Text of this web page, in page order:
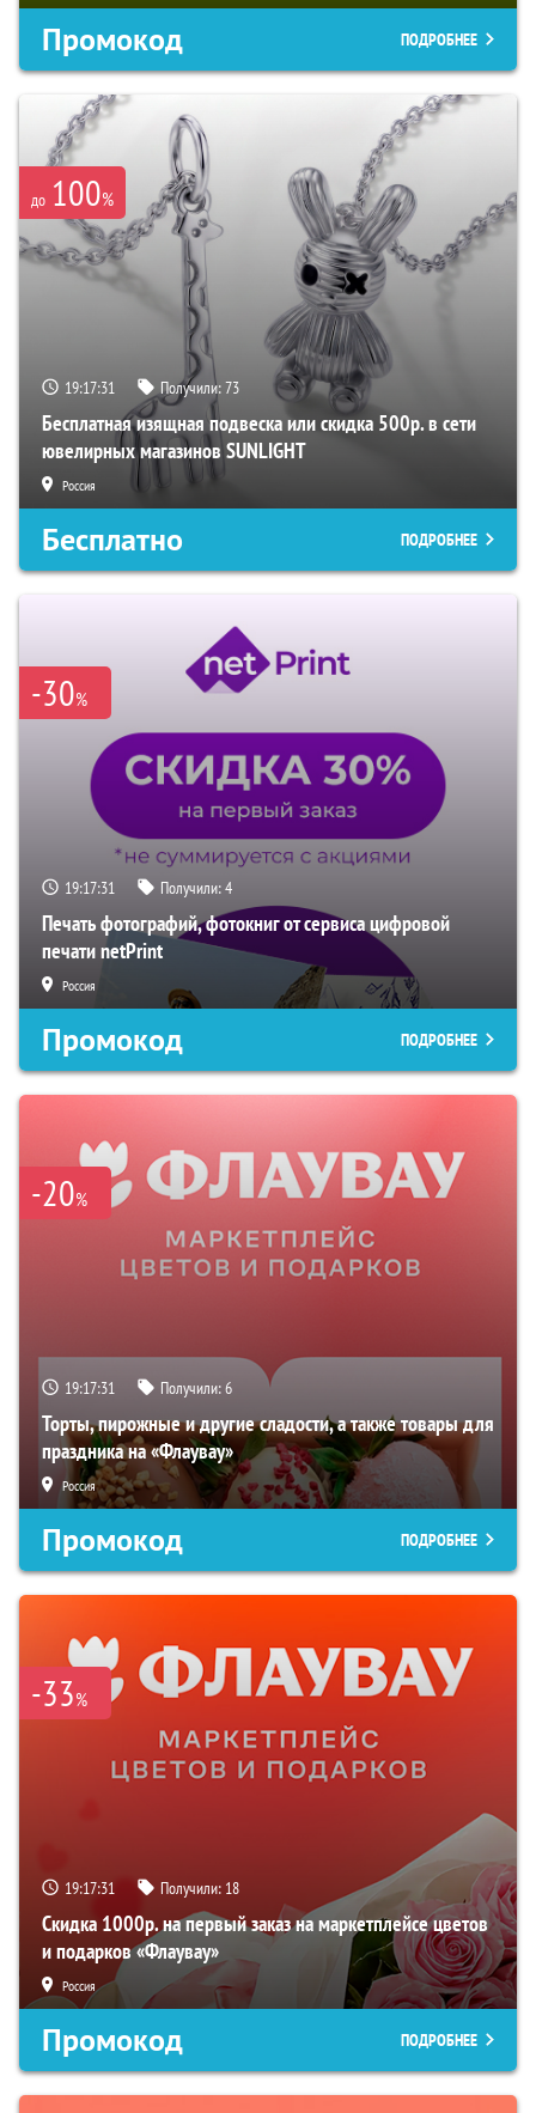
Промокод ПОДРОБНЕЕ
до 100%
19:17:30 Получили:73
Бесплатная изящная подвеска или скидка 500р. в сети
ювелирных магазинов SUNLIGHT
Россия
Бесплатно ПОДРОБНЕЕ
-30%
19:17:30 Получили:4
Печать фотографий, фотокниг от сервиса цифровой
печати netPrint
Россия
Промокод ПОДРОБНЕЕ
-20%
19:17:30 Получили:6
Торты, пирожные и другие сладости, а также товары для
праздника на «Флаувау»
Россия
Промокод ПОДРОБНЕЕ
-33%
19:17:30 Получили: 18
Скидка 1000р. на первый заказ на маркетплейсе цветов
и подарков «Флаувау»
Россия
Промокод ПОДРОБНЕЕ